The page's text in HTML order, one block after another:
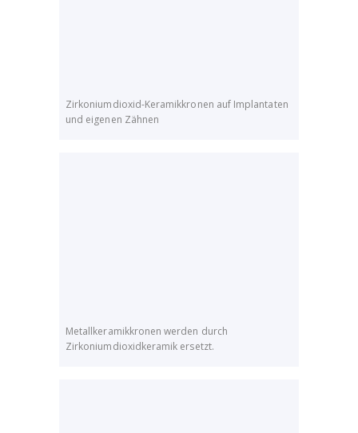
Zirkoniumdioxid-Keramikkronen auf Implantaten
und eigenen Zähnen
Metallkeramikkronen werden durch
Zirkoniumdioxidkeramik ersetzt.